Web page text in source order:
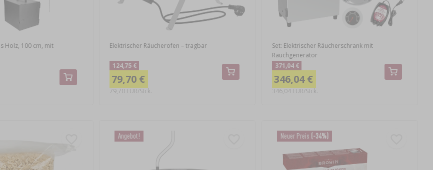
Holz, 100 cm, mit
Elektrischer Räucherofen – tragbar
124,75 €
79,70 €
79,70 EUR/Stck.
Set: Elektrischer Räucherschrank mit
Rauchgenerator
371,04 €
346,04 €
346,04 EUR/Stck.
Angebot! Neuer Preis (-34%)